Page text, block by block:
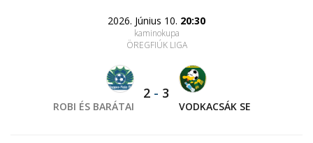
2026. Június 10. 20:30
kaminokupa
ÖREGFIÚK LIGA
ROBI ÉS BARÁTAI
2 - 3
VODKACSÁK SE